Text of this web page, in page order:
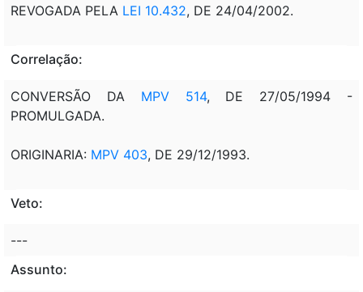
REVOGADA PELA LEI 10.432, DE 24/04/2002.
Correlação:
CONVERSÃO DA MPV 514, DE 27/05/1994 -
PROMULGADA.
ORIGINARIA: MPV 403, DE 29/12/1993.
Veto:
---
Assunto: